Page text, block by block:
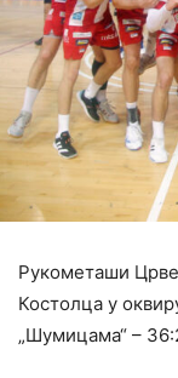
Рукометаши
Костолца у
„Шумицама“ –